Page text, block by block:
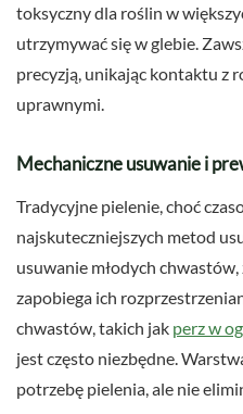
toksyczny dla roślin w
utrzymywać się w glebie.
precyzją, unikając kontaktu z
uprawnymi.
Mechaniczne usuwanie i
Tradycyjne pielenie, choć
najskuteczniejszych metod
usuwanie młodych chwastów,
zapobiega ich
chwastów, takich jak perz w
jest często niezbędne.
potrzebę pielenia, ale nie